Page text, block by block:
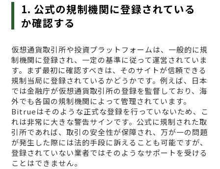
1. 公式の規制機関に登録されている
か確認する
仮想通貨取引所や投資プラットフォームは、一般的に規
制機関に登録され、一定の基準に従って運営されていま
す。まず最初に確認すべきは、そのサイトが信頼できる
規制当局に登録されているかどうかです。例えば、日本
では金融庁が仮想通貨取引所の登録を監督しており、海
外でも各国の規制機関によって管理されています。
Bitrueはそのような正式な登録を行っていないため、こ
れは非常に大きな警告サインです。公式に規制された取
引所であれば、取引の安全性が保障され、万が一の問題
が発生した際には法的手段に訴えることも可能ですが、
登録されていない業者ではそのようなサポートを受ける
ことはできません。